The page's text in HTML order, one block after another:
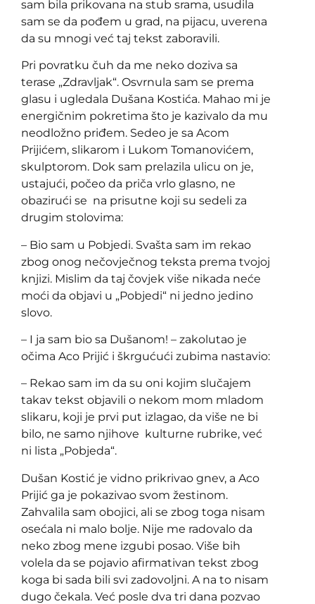
sam bila prikovana na stub srama, usudila
sam se da pođem u grad, na pijacu, uverena
da su mnogi već taj tekst zaboravili.
Pri povratku čuh da me neko doziva sa
terase „Zdravljak“. Osvrnula sam se prema
glasu i ugledala Dušana Kostića. Mahao mi je
energičnim pokretima što je kazivalo da mu
neodložno priđem. Sedeo je sa Acom
Prijićem, slikarom i Lukom Tomanovićem,
skulptorom. Dok sam prelazila ulicu on je,
ustajući, počeo da priča vrlo glasno, ne
obazirući se na prisutne koji su sedeli za
drugim stolovima:
– Bio sam u Pobjedi. Svašta sam im rekao
zbog onog nečovječnog teksta prema tvojoj
knjizi. Mislim da taj čovjek više nikada neće
moći da objavi u „Pobjedi“ ni jedno jedino
slovo.
– I ja sam bio sa Dušanom! – zakolutao je
očima Aco Prijić i škrgućući zubima nastavio:
– Rekao sam im da su oni kojim slučajem
takav tekst objavili o nekom mom mladom
slikaru, koji je prvi put izlagao, da više ne bi
bilo, ne samo njihove kulturne rubrike, već
ni lista „Pobjeda“.
Dušan Kostić je vidno prikrivao gnev, a Aco
Prijić ga je pokazivao svom žestinom.
Zahvalila sam obojici, ali se zbog toga nisam
osećala ni malo bolje. Nije me radovalo da
neko zbog mene izgubi posao. Više bih
volela da se pojavio afirmativan tekst zbog
koga bi sada bili svi zadovoljni. A na to nisam
dugo čekala. Već posle dva tri dana pozvao